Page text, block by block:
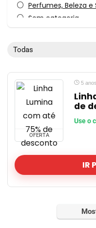
Perfumes, Beleza e
Sem categoria
TOP OFERTA
Todas
OFERTA
5
de
Use o
IR